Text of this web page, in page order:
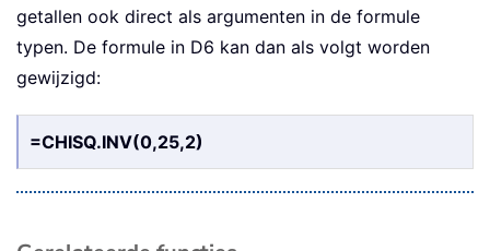
getallen ook direct als argumenten in de formule
typen. De formule in D6 kan dan als volgt worden
gewijzigd:
=CHISQ.INV(0,25,2)